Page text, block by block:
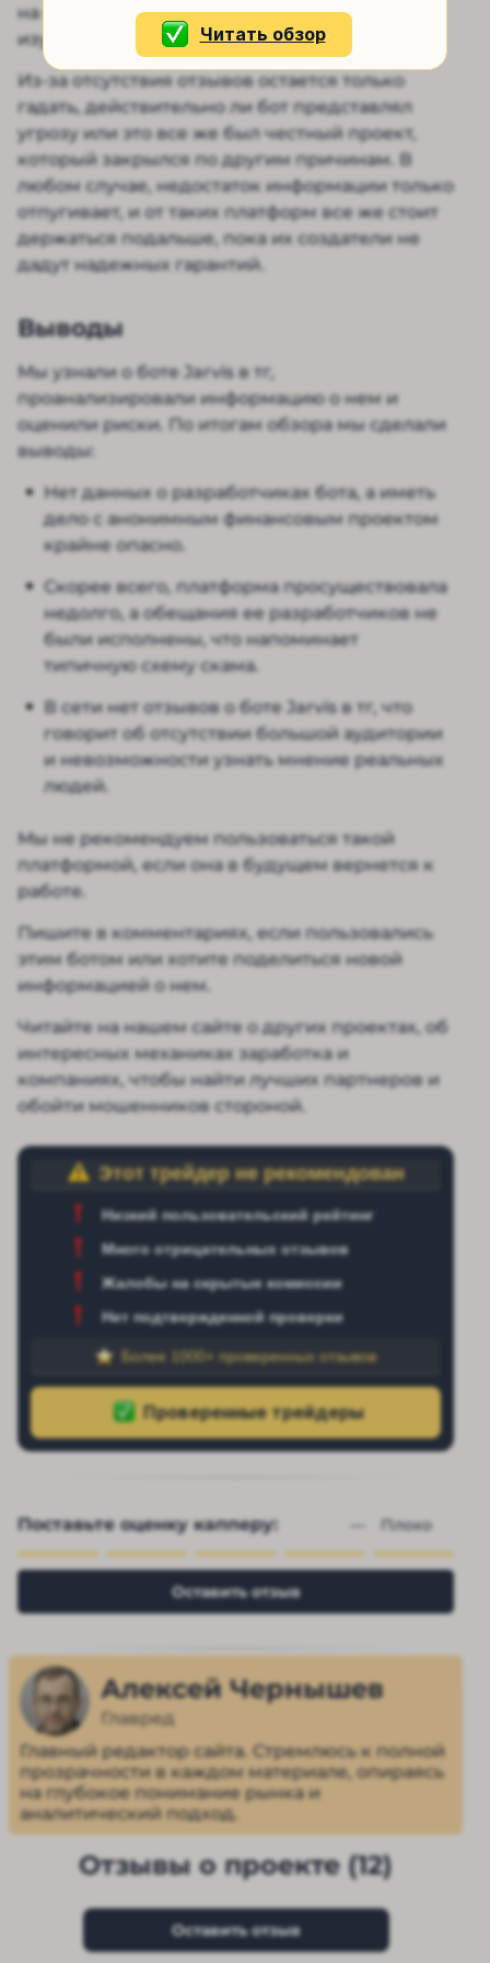
на форумах не было, поэтому мы не можем
изучить опыт других людей.
Из-за отсутствия отзывов остается только
гадать, действительно ли бот представлял
угрозу или это все же был честный проект,
который закрылся по другим причинам. В
любом случае, недостаток информации только
отпугивает, и от таких платформ все же стоит
держаться подальше, пока их создатели не
дадут надежных гарантий.
Выводы
Мы узнали о боте Jarvis в тг,
проанализировали информацию о нем и
оценили риски. По итогам обзора мы сделали
выводы:
Нет данных о разработчиках бота, а иметь
дело с анонимным финансовым проектом
крайне опасно.
Скорее всего, платформа просуществовала
недолго, а обещания ее разработчиков не
были исполнены, что напоминает
типичную схему скама.
В сети нет отзывов о боте Jarvis в тг, что
говорит об отсутствии большой аудитории
и невозможности узнать мнение реальных
людей.
Мы не рекомендуем пользоваться такой
платформой, если она в будущем вернется к
работе.
Пишите в комментариях, если пользовались
этим ботом или хотите поделиться новой
информацией о нем.
Читайте на нашем сайте о других проектах, об
интересных механиках заработка и
компаниях, чтобы найти лучших партнеров и
обойти мошенников стороной.
Этот трейдер не рекомендован
Низкий пользовательский рейтинг
Много отрицательных отзывов
Жалобы на скрытые комиссии
Нет подтвержденной проверки
Более 1000+ проверенных отзывов
Поставьте оценку капперу: — Плохо
Оставить отзыв
Алексей Чернышев
Главред
Главный редактор сайта. Стремлюсь к полной
прозрачности в каждом материале, опираясь
на глубокое понимание рынка и
аналитический подход.
Отзывы о проекте (12)
Оставить отзыв
Читать обзор